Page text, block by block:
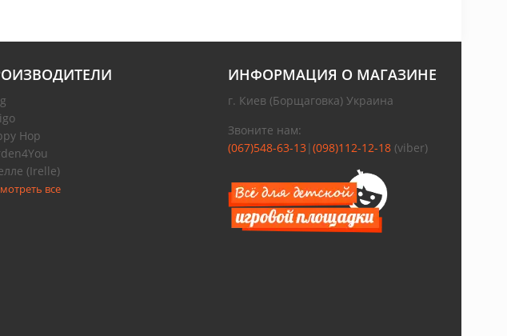
Hop
(Irelle)
все
ИНФОРМАЦИЯ О МАГАЗИНЕ
г. Киев (Борщаговка) Украина
Звоните нам:
(067)548-63-13| (098)112-12-18(viber)